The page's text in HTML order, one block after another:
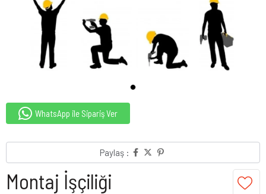
WhatsApp ile Sipariş Ver
Paylaş :
Montaj İşçiliği